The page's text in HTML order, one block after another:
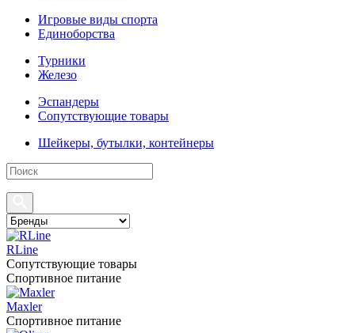
Игровые виды спорта
Единоборства
Турники
Железо
Эспандеры
Сопутствующие товары
Шейкеры, бутылки, контейнеры
RLine
Сопутствующие товары
Спортивное питание
Maxler
Спортивное питание